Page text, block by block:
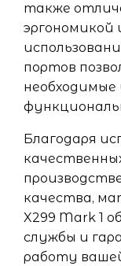
также
эргономикой
портов
Благодаря
качества,
X299 Mark 1
службы и
работу